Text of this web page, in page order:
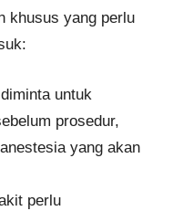
khusus yang perlu
untuk
prosedur,
yang akan
perlu